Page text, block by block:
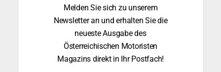
Melden Sie sich zu unserem
Newsletter an und erhalten Sie die
neueste Ausgabe des
Österreichischen Motoristen
Magazins direkt in Ihr Postfach!